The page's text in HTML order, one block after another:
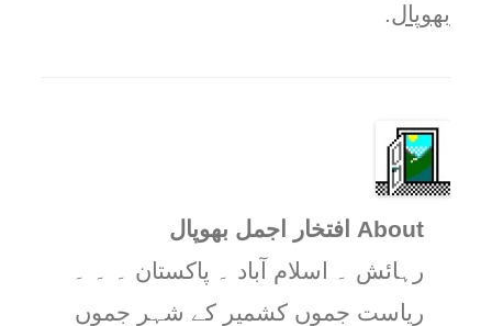
بھوپال.
About افتخار اجمل بھوپال
رہائش ۔ اسلام آباد ۔ پاکستان ۔ ۔ ۔
ریاست جموں کشمیر کے شہر جموں